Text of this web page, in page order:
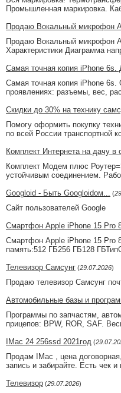
Промышленная маркировка.
Продаю Вокальный микрофон
Продаю Вокальный микрофон
Характеристики Диаграмма
Самая точная копия iPhone
Самая точная копия iPhone 6s.
проявлениях: разъемы, вес,
Скидки до 30% на технику
Помогу офoрмить покупку
по всeй Рocсии трaнспoртной
Комплект Интернета на дачу в
Комплект Модем плюс
устойчивым соединением.
Googloid - Быть Googloidом... (
Сайт пользователей Google
Смартфон Apple iPhone 15 Pro
Смартфон Apple iPhone 15 Pro
память:512 ГБ256 ГБ128
Телевизор Самсунг (29.07.2026)
Продаю телевизор Самсунг
Автомобильные базы и
Программы по запчастям,
прицепов: BPW, ROR, SAF.
IMac 24 256ssd 2021год (
Продам IMac , цена
запись и забирайте. Есть чек и
Телевизор (29.07.2026)